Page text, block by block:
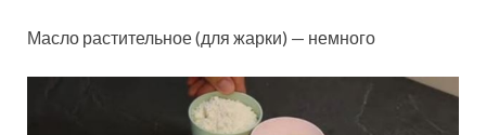
Масло растительное (для жарки) — немного